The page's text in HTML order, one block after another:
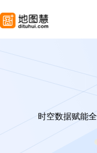
时空数据赋能